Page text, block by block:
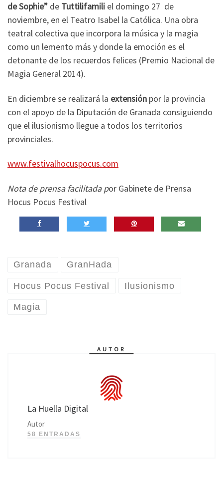
de Sophie” de Tuttilifamili el domingo 27 de
noviembre, en el Teatro Isabel la Católica. Una obra
teatral colectiva que incorpora la música y la magia
como un lemento más y donde la emoción es el
detonante de los recuerdos felices (Premio Nacional de
Magia General 2014).
En diciembre se realizará la extensión por la provincia
con el apoyo de la Diputación de Granada consiguiendo
que el ilusionismo llegue a todos los territorios
provinciales.
www.festivalhocuspocus.com
Nota de prensa facilitada por Gabinete de Prensa
Hocus Pocus Festival
Granada GranHada
Hocus Pocus Festival Ilusionismo
Magia
AUTOR
La Huella Digital
Autor
58 ENTRADAS